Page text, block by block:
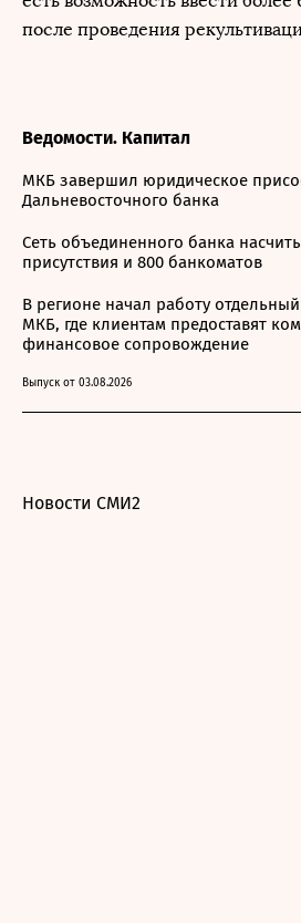
после проведения
Ведомости. Капитал
МКБ завершил юридическое
Дальневосточного банка
Сеть объединенного банка
присутствия и 800 банкоматов
В регионе начал работу
МКБ, где клиентам предоставят
финансовое сопровождение
Выпуск от 03.08.2026
Новости СМИ2